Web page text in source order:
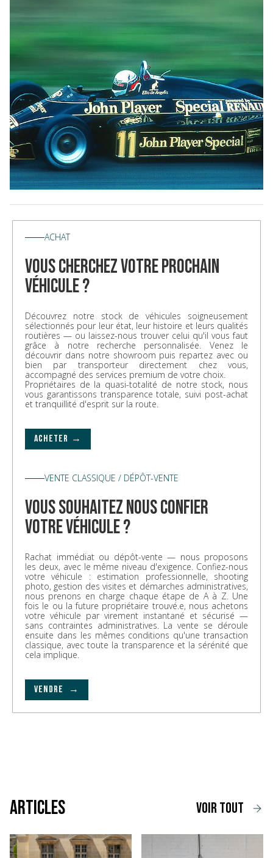
ACHAT
vous cherchez votre prochain
véhicule ?
Découvrez notre stock de véhicules soigneusement
sélectionnés pour leur état, leur histoire et leurs qualités
routières — ou laissez-nous trouver celui qu'il vous faut
grâce à notre recherche personnalisée. Venez le
découvrir dans notre showroom puis repartez avec ou
bien par transporteur directement chez vous,
accompagné des services premium de votre choix.
Propriétaires de la quasi-totalité de notre stock, nous
vous garantissons transparence totale, suivi post-achat
et tranquillité d'esprit sur la route.
ACHETER →
VENTE CLASSIQUE / DÉPÔT-VENTE
vous souhaitez nous confier
votre véhicule ?
Rachat immédiat ou dépôt-vente — nous proposons
les deux, avec le même niveau d'exigence. Confiez-nous
votre véhicule : estimation professionnelle, shooting
photo, gestion des visites et démarches administratives,
nous prenons en charge chaque étape de A à Z. Une
fois le ou la future propriétaire trouvé.e, nous achetons
votre véhicule par virement instantané et sécurisé —
sans contraintes administratives. La vente se déroule
ensuite dans les mêmes conditions qu'une transaction
classique, avec toute la transparence et la sérénité que
cela implique.
VENDRE →
voir tout
Articles